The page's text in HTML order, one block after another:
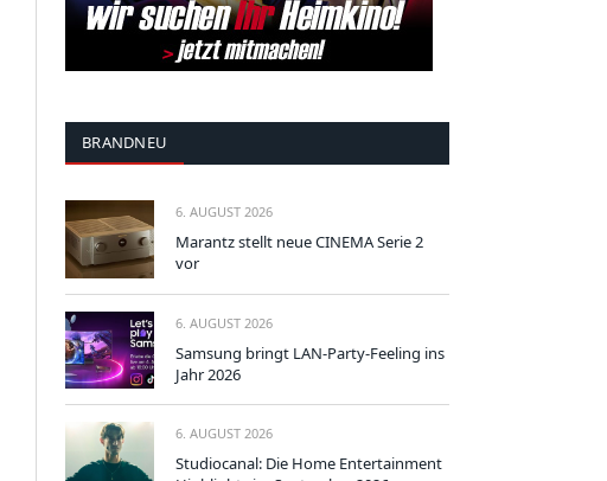
BRANDNEU
6. AUGUST 2026
Marantz stellt neue CINEMA Serie 2
vor
6. AUGUST 2026
Samsung bringt LAN-Party-Feeling ins
Jahr 2026
6. AUGUST 2026
Studiocanal: Die Home Entertainment